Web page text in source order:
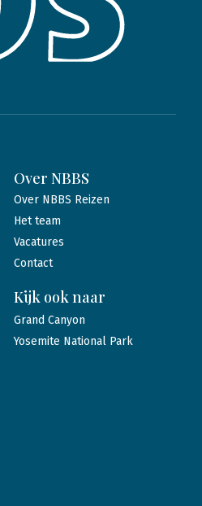
Over NBBS
Over NBBS Reizen
Het team
Vacatures
Contact
Kijk ook naar
Grand Canyon
Yosemite National Park